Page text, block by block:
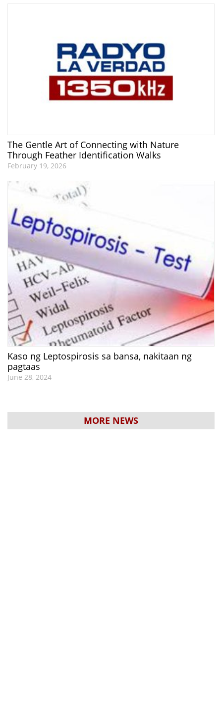
The Gentle Art of Connecting with Nature
Through Feather Identification Walks
February 19, 2026
Kaso ng Leptospirosis sa bansa, nakitaan ng
pagtaas
June 28, 2024
MORE NEWS